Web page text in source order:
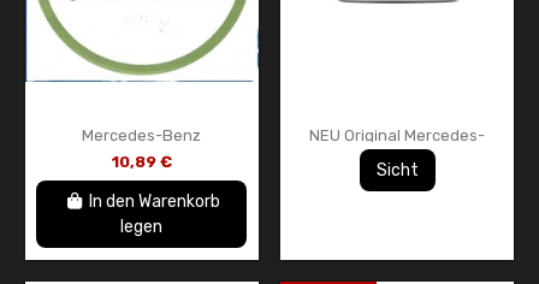
Mercedes-Benz
Luftfilterdichtung –
A2640910000
10,89 €
In den Warenkorb
legen
NEU Original Mercedes-
Benz Armaturenbrett-
Radioblende COMAND
Displayumrandung OEM...
Sicht